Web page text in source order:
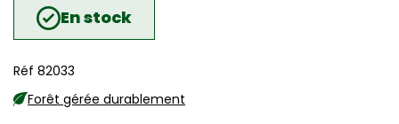
En stock
Réf 82033
Forêt gérée durablement